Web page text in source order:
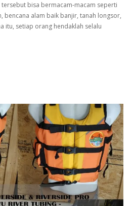
bisa bermacam-macam seperti
bencana alam baik banjir, tanah longsor,
itu, setiap orang hendaklah selalu